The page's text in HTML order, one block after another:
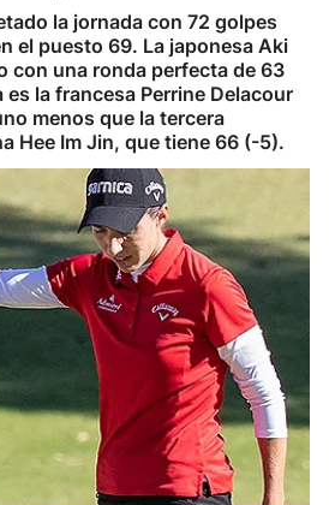
la jornada con 72 golpes
el puesto 69. La japonesa Aki
con una ronda perfecta de 63
la francesa Perrine Delacour
menos que la tercera
Hee Im Jin, que tiene 66 (-5).